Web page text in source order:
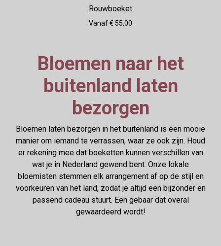
Rouwboeket
Vanaf € 55,00
Bloemen naar het
buitenland laten
bezorgen
Bloemen laten bezorgen in het buitenland is een mooie
manier om iemand te verrassen, waar ze ook zijn. Houd
er rekening mee dat boeketten kunnen verschillen van
wat je in Nederland gewend bent. Onze lokale
bloemisten stemmen elk arrangement af op de stijl en
voorkeuren van het land, zodat je altijd een bijzonder en
passend cadeau stuurt. Een gebaar dat overal
gewaardeerd wordt!